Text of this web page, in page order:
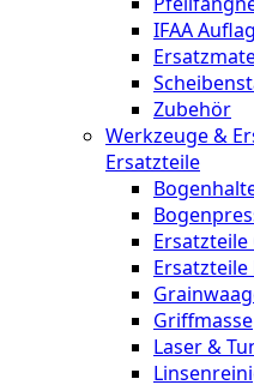
IFAA
Zubehör
Werkzeuge &
Ersatzteile
Ersatzteile
Griffmasse
Laser &